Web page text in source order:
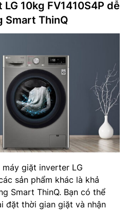
10kg FV1410S4P dễ
Smart ThinQ
giặt inverter LG
sản phẩm khác là khả
Smart ThinQ. Bạn có thể
đặt thời gian giặt và nhận